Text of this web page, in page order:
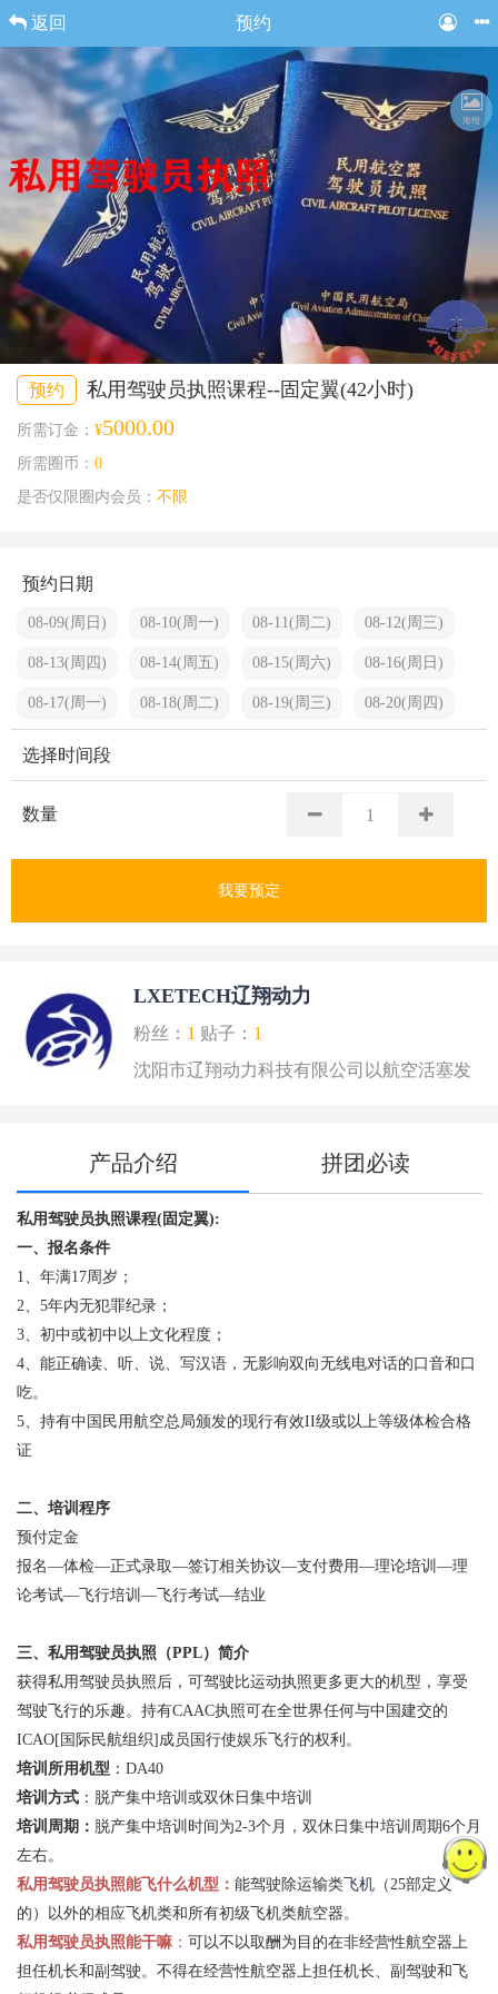
返回 预约
预约 私用驾驶员执照课程--固定翼(42小时)
所需订金： ¥5000.00
所需圈币： 0
是否仅限圈内会员： 不限
预约日期
08-09(周日) 08-10(周一) 08-11(周二) 08-12(周三)
08-13(周四) 08-14(周五) 08-15(周六) 08-16(周日)
08-17(周一) 08-18(周二) 08-19(周三) 08-20(周四)
选择时间段
数量
我要预定
LXETECH辽翔动⼒
粉丝： 1 贴子： 1
沈阳市辽翔动⼒科技有限公司以航空活塞发
产品介绍 拼团必读
私用驾驶员执照课程(固定翼):
一、报名条件
1、年满17周岁；
2、5年内无犯罪纪录；
3、初中或初中以上文化程度；
4、能正确读、听、说、写汉语，无影响双向无线电对话的口音和口
吃。
5、持有中国民用航空总局颁发的现行有效II级或以上等级体检合格
证
二、培训程序
预付定金
报名—体检—正式录取—签订相关协议—支付费用—理论培训—理
论考试—飞行培训—飞行考试—结业
三、私用驾驶员执照（PPL）简介
获得私用驾驶员执照后，可驾驶比运动执照更多更大的机型，享受
驾驶飞行的乐趣。持有CAAC执照可在全世界任何与中国建交的
ICAO[国际民航组织]成员国行使娱乐飞行的权利。
培训所用机型 ：DA40
培训方式 ：脱产集中培训或双休日集中培训
培训周期： 脱产集中培训时间为2-3个月，双休日集中培训周期6个月
左右。
私用驾驶员执照能飞什么机型： 能驾驶除运输类 飞机 （25部定义
的）以外的相应飞机类和所有初级飞机类航空器。
私用驾驶员执照能干嘛 ： 可以不以取酬为目的在非经营性航空器上
担任机长和副驾驶。不得在经营性航空器上担任机长、副驾驶和飞
海报